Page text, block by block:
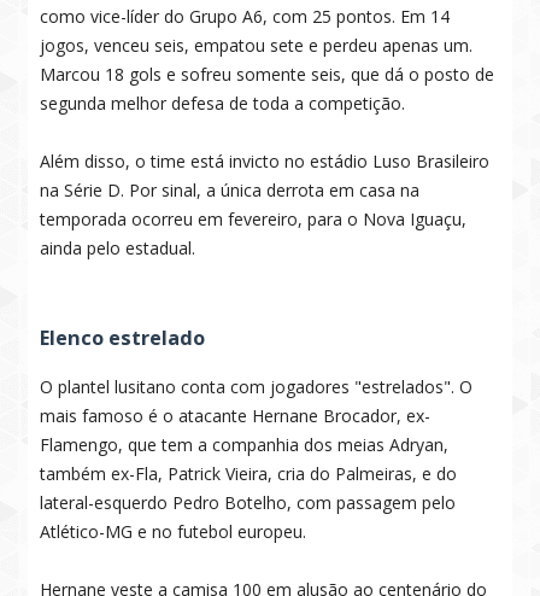
como vice-líder do Grupo A6, com 25 pontos. Em 14
jogos, venceu seis, empatou sete e perdeu apenas um.
Marcou 18 gols e sofreu somente seis, que dá o posto de
segunda melhor defesa de toda a competição.
Além disso, o time está invicto no estádio Luso Brasileiro
na Série D. Por sinal, a única derrota em casa na
temporada ocorreu em fevereiro, para o Nova Iguaçu,
ainda pelo estadual.
Elenco estrelado
O plantel lusitano conta com jogadores "estrelados". O
mais famoso é o atacante Hernane Brocador, ex-
Flamengo, que tem a companhia dos meias Adryan,
também ex-Fla, Patrick Vieira, cria do Palmeiras, e do
lateral-esquerdo Pedro Botelho, com passagem pelo
Atlético-MG e no futebol europeu.
Hernane veste a camisa 100 em alusão ao centenário do